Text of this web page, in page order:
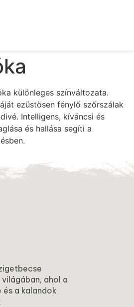
különleges színváltozata.
ezüstösen fénylő szőrszálak
Intelligens, kíváncsi és
és hallása segíti a
ahol a
a kalandok